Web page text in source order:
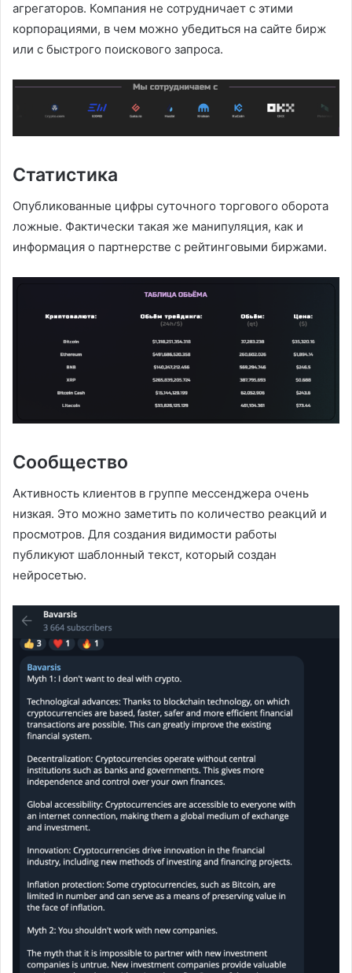
агрегаторов. Компания не сотрудничает с этими
корпорациями, в чем можно убедиться на сайте бирж
или с быстрого поискового запроса.
Статистика
Опубликованные цифры суточного торгового оборота
ложные. Фактически такая же манипуляция, как и
информация о партнерстве с рейтинговыми биржами.
Сообщество
Активность клиентов в группе мессенджера очень
низкая. Это можно заметить по количество реакций и
просмотров. Для создания видимости работы
публикуют шаблонный текст, который создан
нейросетью.